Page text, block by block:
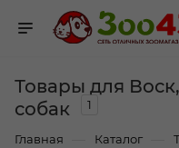
Товары для
собак
1
Главная Каталог